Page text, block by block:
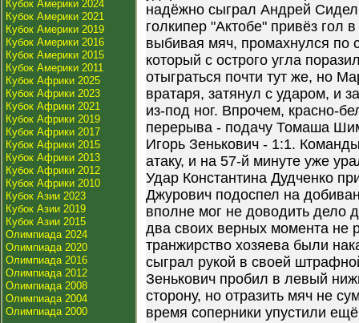
Кубок Америки 2024
Кубок Америки 2021
Кубок Америки 2019
Кубок Америки 2016
Кубок Америки 2015
Кубок Америки 2011
Кубок Африки 2025
Кубок Африки 2023
Кубок Африки 2021
Кубок Африки 2019
Кубок Африки 2017
Кубок Африки 2015
Кубок Африки 2013
Кубок Африки 2012
Кубок Африки 2010
Кубок Азии 2023
Кубок Азии 2019
Кубок Азии 2015
Олимпиада 2024
Олимпиада 2020
Олимпиада 2016
Олимпиада 2012
Олимпиада 2008
Олимпиада 2004
Олимпиада 2000
надёжно сыграл Андрей
голкипер "Актобе" привёз гол
выбивая мяч, промахнулся по
который с острого угла
отыграться почти тут же, но
вратаря, затянул с ударом, и
из-под ног. Впрочем, красно-
перерыва - подачу Томаша
Игорь Зенькович - 1:1.
атаку, и на 57-й минуте уже
Удар Константина Дудченко
Джурович подоспел на
вполне мог не доводить дело
два своих верных момента не
транжирство хозяева были
сыграл рукой в своей
Зенькович пробил в левый
сторону, но отразить мяч не
время соперники упустили